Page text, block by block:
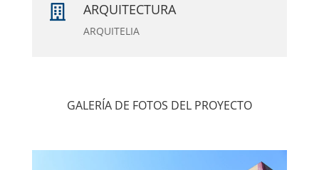
 ARQUITECTURA
ARQUITELIA
GALERÍA DE FOTOS DEL PROYECTO